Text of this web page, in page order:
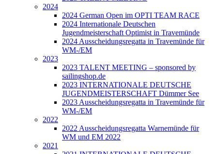
2024
2024 German Open im OPTI TEAM RACE
2024 Internationale Deutschen
Jugendmeisterschaft Optimist in Travemünde
2024 Ausscheidungsregatta in Travemünde für
WM-/EM
2023
2023 TALENT MEETING – sponsored by
sailingshop.de
2023 INTERNATIONALE DEUTSCHE
JUGENDMEISTERSCHAFT Dümmer See
2023 Ausscheidungsregatta in Travemünde für
WM-/EM
2022
2022 Ausscheidungsregatta Warnemünde für
WM und EM 2022
2021